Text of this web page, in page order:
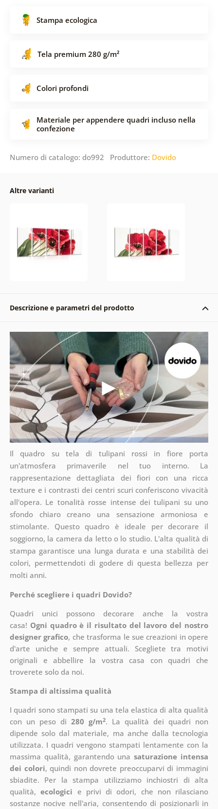
Stampa ecologica
Tela premium 280 g/m²
Colori profondi
Materiale per appendere quadri incluso nella
confezione
Numero di catalogo: do992 Produttore: Dovido
Altre varianti
Descrizione e parametri del prodotto
Il quadro su tela di tulipani rossi in fiore porta
un'atmosfera primaverile nel tuo interno. La
rappresentazione dettagliata dei fiori con una ricca
texture e i contrasti dei centri scuri conferiscono vivacità
all'opera. Le tonalità rosse intense dei tulipani su uno
sfondo chiaro creano una sensazione armoniosa e
stimolante. Questo quadro è ideale per decorare il
soggiorno, la camera da letto o lo studio. L'alta qualità di
stampa garantisce una lunga durata e una stabilità dei
colori, permettendoti di godere di questa bellezza per
molti anni.
Perché scegliere i quadri Dovido?
Quadri unici possono decorare anche la vostra
casa! Ogni quadro è il risultato del lavoro del nostro
designer grafico, chetrasforma le sue creazioni in opere
d'arte uniche e sempre attuali. Scegliete tra motivi
originali e abbellire la vostra casa con quadri che
troverete solo da noi.
Stampa di altissima qualità
I quadri sono stampati su una tela elastica di alta qualità
con un peso di 280 g/m2. La qualità dei quadri non
dipende solo dal materiale, ma anche dalla tecnologia
utilizzata. I quadri vengono stampati lentamente con la
massima qualità, garantendo unasaturazione intensa
dei colori, quindi non dovrete preoccuparvi di immagini
sbiadite. Per la stampa utilizziamo inchiostri di alta
qualità,ecologici e privi di odori, che non rilasciano
sostanze nocive nell'aria, consentendo di posizionarli in